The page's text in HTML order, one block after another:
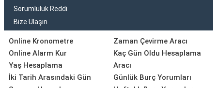
Sorumluluk Reddi
Bize Ulaşın
Online Kronometre
Online Alarm Kur
Yaş Hesaplama
İki Tarih Arasındaki Gün
Zaman Çevirme Aracı
Kaç Gün Oldu Hesaplama
Aracı
Günlük Burç Yorumları